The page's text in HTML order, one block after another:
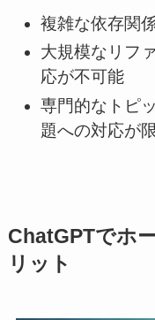
複雑な依存関
大規模なリフ
応が不可能
専門的なトピ
題への対応が
ChatGPTでホ
リット